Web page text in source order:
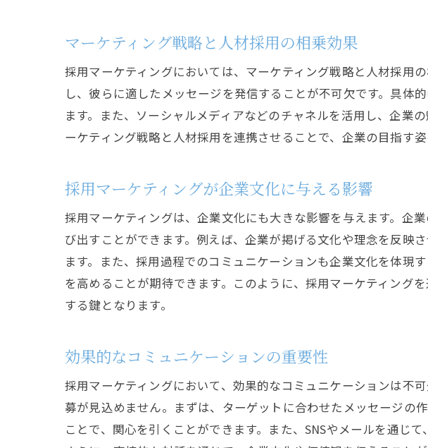
従業員の声を
ペルソナ設定の
カスタマージ
パーソナライ
求職者のニー
フィードバッ
多様なチャネル活
オンラインと
SNSを用いた
最新テクノロ
求職者の目を引く
魅力的な求人
マーケティング戦略と人材採用の相乗効果
採用マーケティングにおいては、マーケティング戦略と人材採用
し、彼らに適したメッセージを発信することが不可欠です。具体
ます。また、ソーシャルメディアなどのチャネルを活用し、企業
ーケティング戦略と人材採用を連携させることで、企業の目指す
採用マーケティングが企業文化に与える影響
採用マーケティングは、企業文化にも大きな影響を与えます。企
び出すことができます。例えば、企業が掲げる文化や理念を反映
ます。また、採用過程でのコミュニケーションも企業文化を体現
を高めることが期待できます。このように、採用マーケティング
する鍵となります。
効果的なコミュニケーションの重要性
採用マーケティングにおいて、効果的なコミュニケーションは不
募が見込めません。まずは、ターゲットに合わせたメッセージの
ことで、関心を引くことができます。また、SNSやメールを通じ